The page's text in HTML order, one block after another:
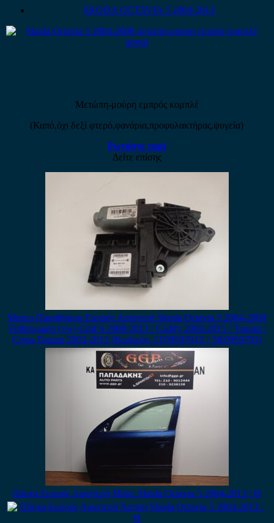
SKODA OCTAVIA 5 2004-2013
Μετώπη-μούρη εμπρός κομπλέ
(Καπό,όχι δεξί φτερό,φανάρια,προφυλακτήρας,ψυγεία)
Ρωτήστε τιμή
Δείτε επίσης
Μοτερ Παραθύρου Εμπρός Αριστερό Skoda Octavia 5 2004-2008
Volkswagen (vw) Golf 6 2008-2013 / Caddy 2004-2015 / Touran /
Cross Touran 2003-2015 (Κωδικός: 1T0959701T / 5K0959793)
Πόρτα Εμπρός Αριστερή Μπλε Skoda Octavia 5 2004-2013 / Θ